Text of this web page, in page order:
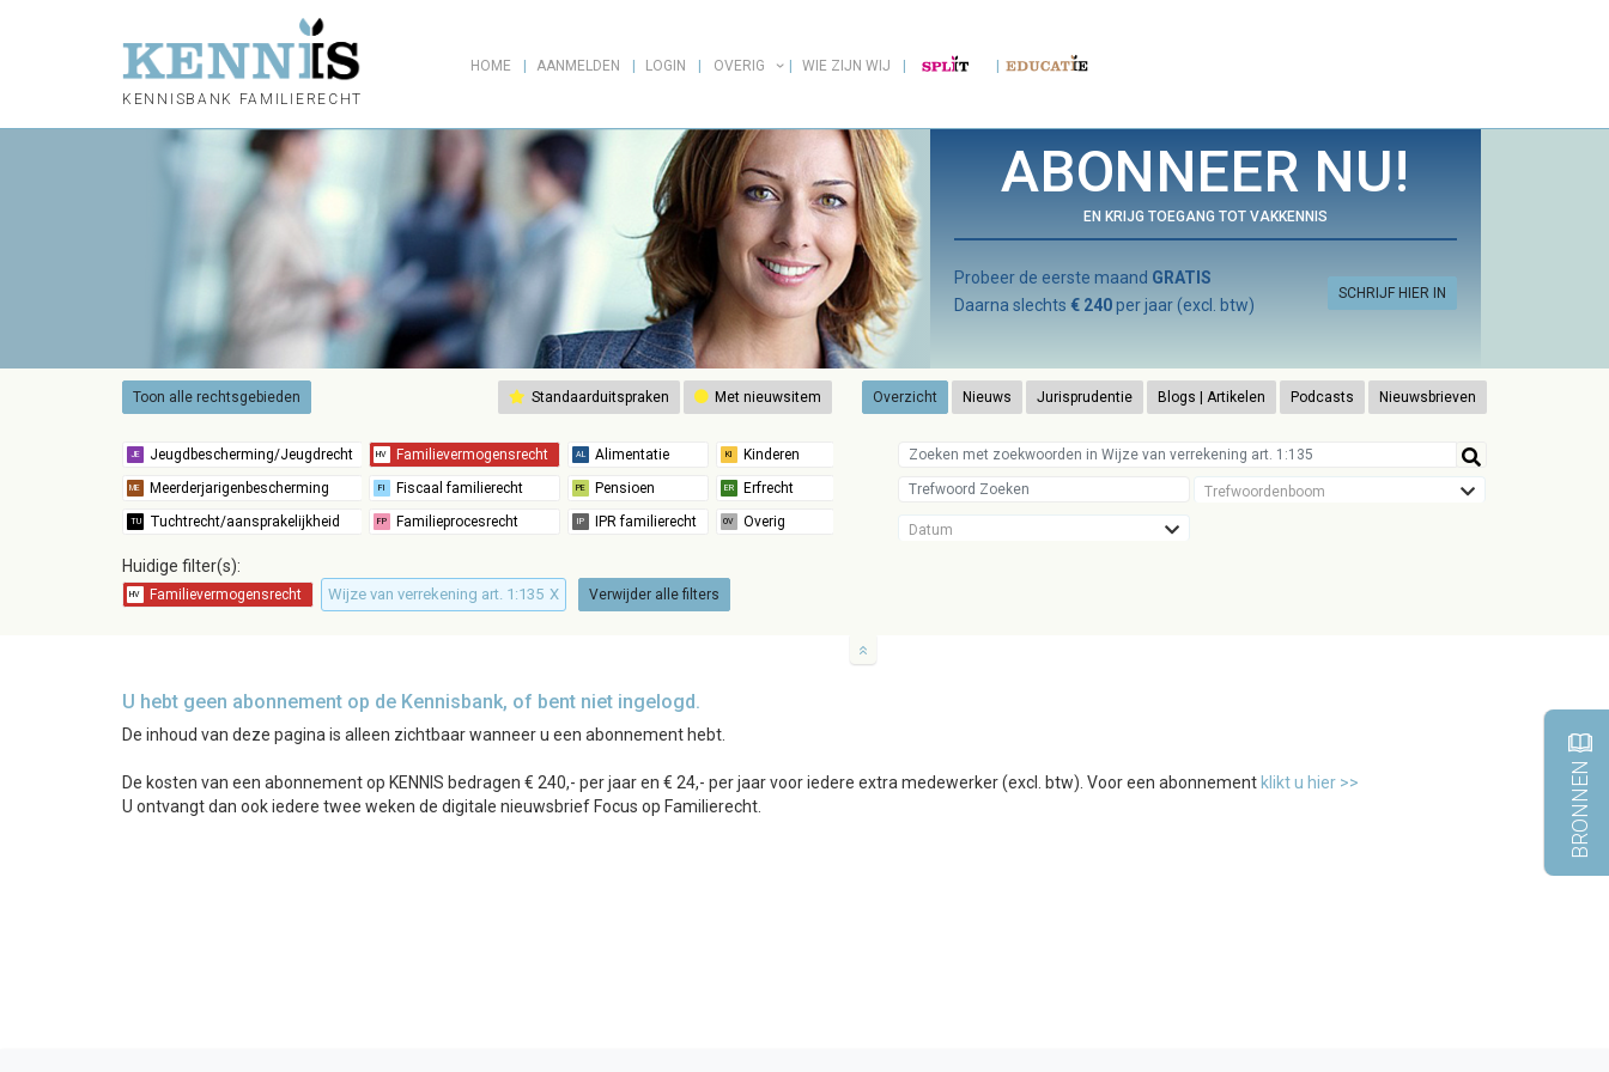
KENNISBANK FAMILIERECHT
HOME AANMELDEN LOGIN OVERIG WIE ZIJN WIJ
ABONNEER NU!
EN KRIJG TOEGANG TOT VAKKENNIS
SCHRIJF HIER IN
Probeer de eerste maand GRATIS
Daarna slechts € 240per jaar (excl. btw)
Toon alle rechtsgebieden Standaarduitspraken Met nieuwsitem Overzicht Nieuws Jurisprudentie Blogs | Artikelen Podcasts Nieuwsbrieven
Trefwoordenboom
Datum
Huidige filter(s):
Wijze van verrekening art. 1:135 X Verwijder alle filters
U hebt geen abonnement op de Kennisbank, of bent niet ingelogd.
De inhoud van deze pagina is alleen zichtbaar wanneer u een abonnement hebt.
De kosten van een abonnement op KENNIS bedragen € 240,- per jaar en € 24,- per jaar voor iedere extra medewerker (excl. btw). Voor een abonnement klikt u hier >>
U ontvangt dan ook iedere twee weken de digitale nieuwsbrief Focus op Familierecht.
BRONNEN